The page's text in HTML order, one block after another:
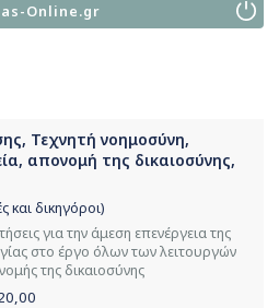
Online.gr
Τεχνητή νοημοσύνη,
απονομή της δικαιοσύνης,
και δικηγόροι)
για την άμεση επενέργεια της
στο έργο όλων των λειτουργών
της δικαιοσύνης